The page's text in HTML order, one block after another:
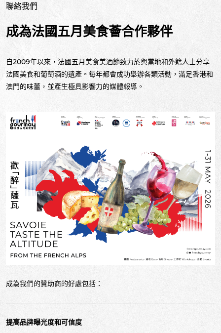
聯絡我們
成為法國五月美食薈合作夥伴
自2009年以來，法國五月美食美酒節致力於與當地和外籍人士分享
法國美食和葡萄酒的遺產。每年都會成功舉辦各類活動，滿足香港和
澳門的味蕾，並產生極具影響力的媒體報導。
成為我們的贊助商的好處包括：
提高品牌曝光度和可信度